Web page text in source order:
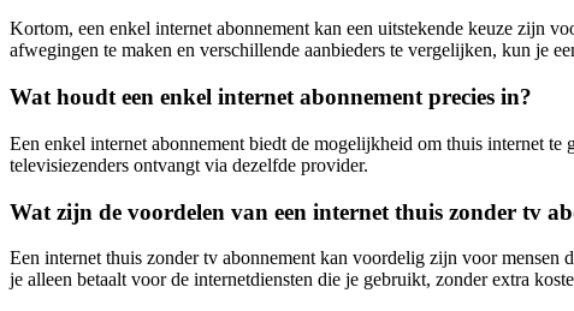
Kortom, een enkel internet abonnement kan een uitstekende keuze zijn
afwegingen te maken en verschillende aanbieders te vergelijken, kun je
Wat houdt een enkel internet abonnement precies in?
Een enkel internet abonnement biedt de mogelijkheid om thuis internet te
televisiezenders ontvangt via dezelfde provider.
Wat zijn de voordelen van een internet thuis zonder tv
Een internet thuis zonder tv abonnement kan voordelig zijn voor mensen
je alleen betaalt voor de internetdiensten die je gebruikt, zonder extra